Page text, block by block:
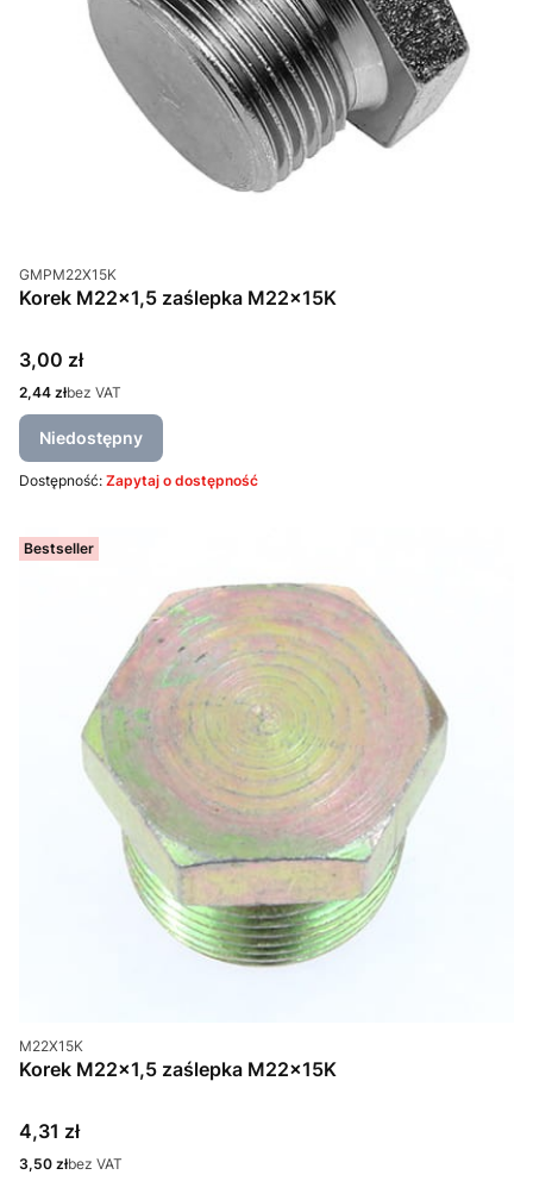
Kod produktu
GMPM22X15K
Korek M22x1,5 zaślepka M22x15K
Cena
3,00 zł
Cena
2,44 złbez VAT
Niedostępny
Dostępność: Zapytaj o dostępność
Bestseller
Kod produktu
M22X15K
Korek M22x1,5 zaślepka M22x15K
Cena
4,31 zł
Cena
3,50 złbez VAT